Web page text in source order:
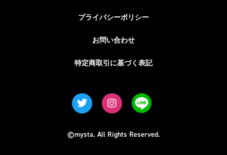
プライバシーポリシー
お問い合わせ
特定商取引に基づく表記
©mysta. All Rights Reserved.